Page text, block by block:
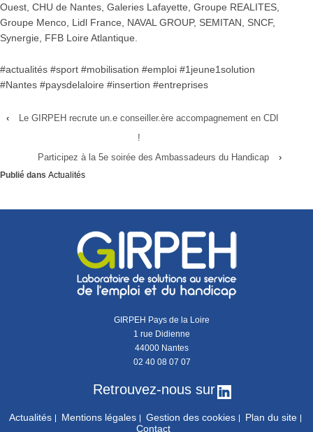
Ouest, CHU de Nantes, Galeries Lafayette, Groupe REALITES,
Groupe Menco, Lidl France, NAVAL GROUP, SEMITAN, SNCF,
Synergie, FFB Loire Atlantique.
#actualités #sport #mobilisation #emploi #1jeune1solution
#Nantes #paysdelaloire #insertion #entreprises
‹
Le GIRPEH recrute un.e conseiller.ère accompagnement en CDI
!
Participez à la 5e soirée des Ambassadeurs du Handicap
›
Publié dans Actualités
GIRPEH Pays de la Loire
1 rue Didienne
44000 Nantes
02 40 08 07 07
Retrouvez-nous sur
Actualités Mentions légales Gestion des cookies
Plan du site
Contact